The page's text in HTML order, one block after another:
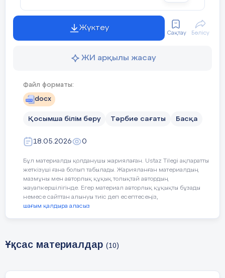
Барлығы:
Үлкенге де "Сіз",
Бар адамға құрметпен,
Шаттық шеңбері
Ән: Болайықшы осындай.
Сөзі мен әні –А. Меңжанованікі.
Жақсы бала еңбекшіл,
Ер азамат болады.
Қиындықты жеңіп кіл,
Құшағы гүл толады.
Еңбекшіл осындай,
Таза бала мұнтаздай,
Сүйсінеді қараған,
Жүктеу
Сақтау Бөлісу
ЖИ арқылы жасау
Файл форматы:
docx
Қосымша білім беру Тәрбие сағаты Басқа
18.05.2026 0
Бұл материалды қолданушы жариялаған. Ustaz Tilegi ақпаратты
жеткізуші ғана болып табылады. Жарияланған материалдың
мазмұны мен авторлық құқық толықтай автордың
жауапкершілігінде. Егер материал авторлық құқықты бұзады
немесе сайттан алынуы тиіс деп есептесеңіз,
шағым қалдыра аласыз
Ұқсас материалдар (10)